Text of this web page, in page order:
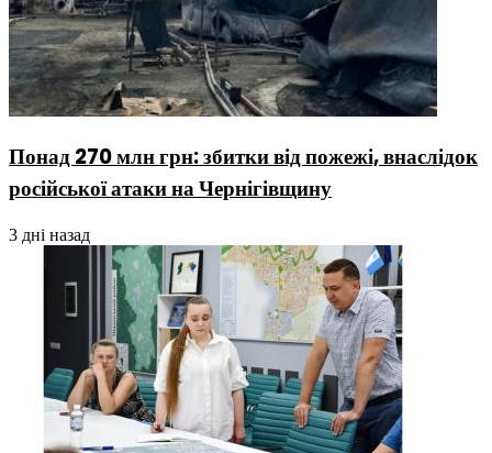
Понад 270 млн грн: збитки від пожежі, внаслідок
російської атаки на Чернігівщину
3 дні назад